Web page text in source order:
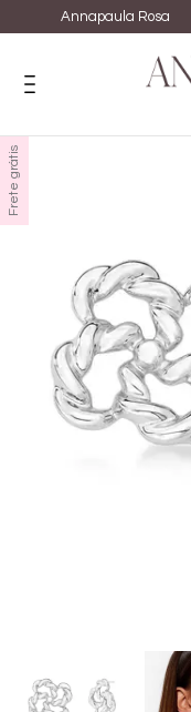
Annapaula Rosa
Frete grátis